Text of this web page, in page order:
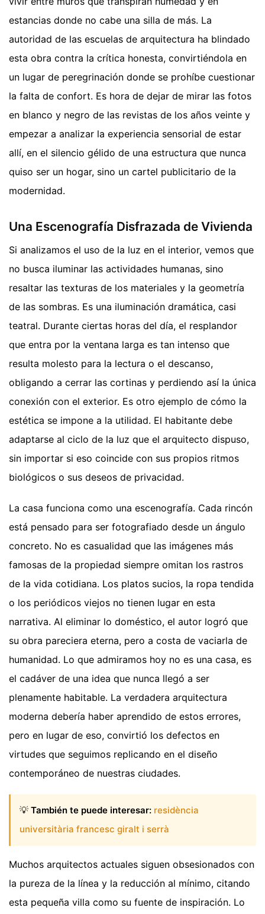
estancias donde no cabe una silla de más. La
autoridad de las escuelas de arquitectura ha blindado
esta obra contra la crítica honesta, convirtiéndola en
un lugar de peregrinación donde se prohíbe cuestionar
la falta de confort. Es hora de dejar de mirar las fotos
en blanco y negro de las revistas de los años veinte y
empezar a analizar la experiencia sensorial de estar
allí, en el silencio gélido de una estructura que nunca
quiso ser un hogar, sino un cartel publicitario de la
modernidad.
Una Escenografía Disfrazada de Vivienda
Si analizamos el uso de la luz en el interior, vemos que
no busca iluminar las actividades humanas, sino
resaltar las texturas de los materiales y la geometría
de las sombras. Es una iluminación dramática, casi
teatral. Durante ciertas horas del día, el resplandor
que entra por la ventana larga es tan intenso que
resulta molesto para la lectura o el descanso,
obligando a cerrar las cortinas y perdiendo así la única
conexión con el exterior. Es otro ejemplo de cómo la
estética se impone a la utilidad. El habitante debe
adaptarse al ciclo de la luz que el arquitecto dispuso,
sin importar si eso coincide con sus propios ritmos
biológicos o sus deseos de privacidad.
La casa funciona como una escenografía. Cada rincón
está pensado para ser fotografiado desde un ángulo
concreto. No es casualidad que las imágenes más
famosas de la propiedad siempre omitan los rastros
de la vida cotidiana. Los platos sucios, la ropa tendida
o los periódicos viejos no tienen lugar en esta
narrativa. Al eliminar lo doméstico, el autor logró que
su obra pareciera eterna, pero a costa de vaciarla de
humanidad. Lo que admiramos hoy no es una casa, es
el cadáver de una idea que nunca llegó a ser
plenamente habitable. La verdadera arquitectura
moderna debería haber aprendido de estos errores,
pero en lugar de eso, convirtió los defectos en
virtudes que seguimos replicando en el diseño
contemporáneo de nuestras ciudades.
💡 También te puede interesar: residència
universitària francesc giralt i serrà
Muchos arquitectos actuales siguen obsesionados con
la pureza de la línea y la reducción al mínimo, citando
esta pequeña villa como su fuente de inspiración. Lo